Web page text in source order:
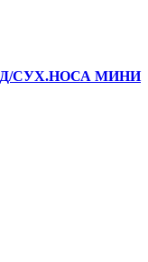
СУХ.НОСА МИНИ